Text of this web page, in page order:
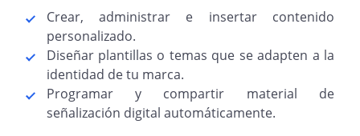
Crear, administrar e insertar contenido
personalizado.
Diseñar plantillas o temas que se adapten a la
identidad de tu marca.
Programar y compartir material de
señalización digital automáticamente.